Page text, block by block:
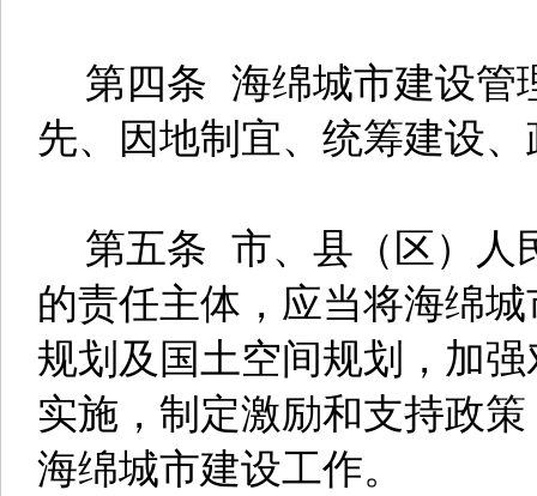
第四条 海绵城市建设管
先、因地制宜、统筹建设
第五条 市、县（区）人
的责任主体，应当将海绵
规划及国土空间规划，加
实施，制定激励和支持政
海绵城市建设工作。